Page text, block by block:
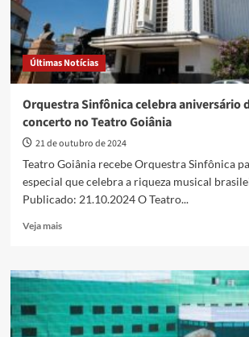
Últimas Notícias
Orquestra Sinfônica celebra aniversário
concerto no Teatro Goiânia
21 de outubro de 2024
Teatro Goiânia recebe Orquestra Sinfônica
especial que celebra a riqueza musical
Publicado: 21.10.2024 O Teatro...
Veja maisRead
Orquestra
Sinfônica
celebra
aniversário
da